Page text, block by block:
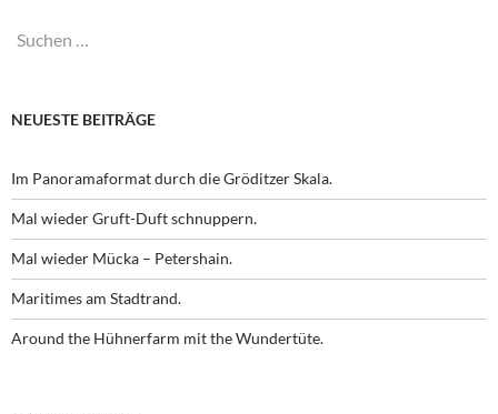
Suchen
NEUESTE BEITRÄGE
Im Panoramaformat durch die Gröditzer Skala.
Mal wieder Gruft-Duft schnuppern.
Mal wieder Mücka – Petershain.
Maritimes am Stadtrand.
Around the Hühnerfarm mit the Wundertüte.